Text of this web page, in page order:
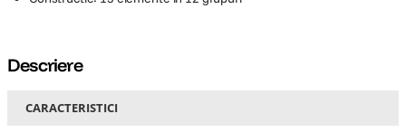
Descriere
CARACTERISTICI